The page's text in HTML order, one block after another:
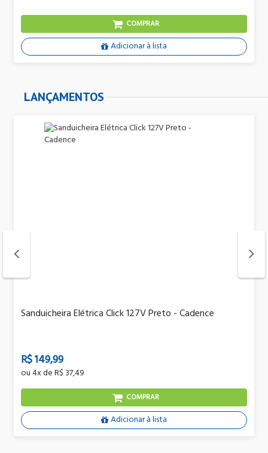
COMPRAR
Adicionar à lista
LANÇAMENTOS
Sanduicheira Elétrica Click 127V Preto - Cadence
R$ 149,99
ou4xdeR$ 37,49
COMPRAR
Adicionar à lista